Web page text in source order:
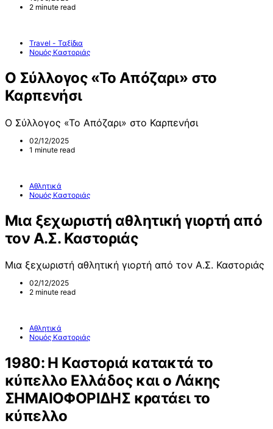
2 minute read
Travel - Ταξίδια
Νομός Καστοριάς
Ο Σύλλογος «Το Απόζαρι» στο
Καρπενήσι
Ο Σύλλογος «Το Απόζαρι» στο Καρπενήσι
02/12/2025
1 minute read
Αθλητικά
Νομός Καστοριάς
Μια ξεχωριστή αθλητική γιορτή από
τον Α.Σ. Καστοριάς
Μια ξεχωριστή αθλητική γιορτή από τον Α.Σ. Καστοριάς
02/12/2025
2 minute read
Αθλητικά
Νομός Καστοριάς
1980: Η Καστοριά κατακτά το
κύπελλο Ελλάδος και ο Λάκης
ΣΗΜΑΙΟΦΟΡΙΔΗΣ κρατάει το
κύπελλο